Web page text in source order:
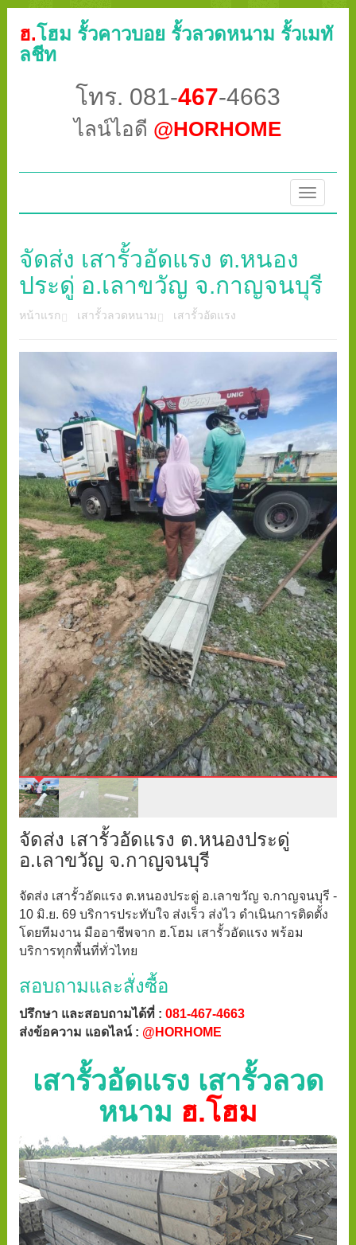
ฮ.โฮม รั้วคาวบอย รั้วลวดหนาม รั้วเมทั
ลชีท
โทร. 081-467-4663
ไลน์ไอดี @HORHOME
Toggle
จัดส่ง เสารั้วอัดแรง ต.หนอง
ประดู่ อ.เลาขวัญ จ.กาญจนบุรี
หน้าแรก เสารั้วลวดหนาม เสารั้วอัดแรง
จัดส่ง เสารั้วอัดแรง ต.หนองประดู่
อ.เลาขวัญ จ.กาญจนบุรี
จัดส่ง เสารั้วอัดแรง ต.หนองประดู่ อ.เลาขวัญ จ.กาญจนบุรี -
10 มิ.ย. 69 บริการประทับใจ ส่งเร็ว ส่งไว ดำเนินการติดตั้ง
โดยทีมงาน มืออาชีพจาก ฮ.โฮม เสารั้วอัดแรง พร้อม
บริการทุกพื้นที่ทั่วไทย
สอบถามและสั่งซื้อ
ปรึกษา และสอบถามได้ที่ : 081-467-4663
ส่งข้อความ แอดไลน์ : @HORHOME
เสารั้วอัดแรง เสารั้วลวด
หนาม ฮ.โฮม